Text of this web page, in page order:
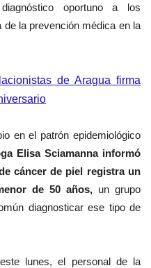
oportuno a los
la prevención médica en la
de Aragua firma
en el patrón epidemiológico
Elisa Sciamanna informó
cáncer de piel registra un
de 50 años, un grupo
diagnosticar ese tipo de
lunes, el personal de la